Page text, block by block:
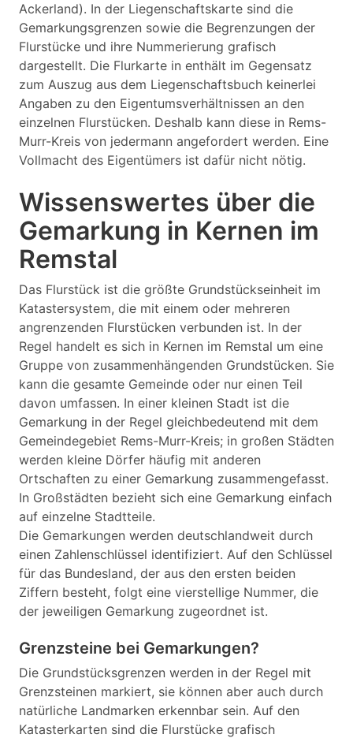
Ackerland). In der Liegenschaftskarte sind die
Gemarkungsgrenzen sowie die Begrenzungen der
Flurstücke und ihre Nummerierung grafisch
dargestellt. Die Flurkarte in enthält im Gegensatz
zum Auszug aus dem Liegenschaftsbuch keinerlei
Angaben zu den Eigentumsverhältnissen an den
einzelnen Flurstücken. Deshalb kann diese in Rems-
Murr-Kreis von jedermann angefordert werden. Eine
Vollmacht des Eigentümers ist dafür nicht nötig.
Wissenswertes über die
Gemarkung in Kernen im
Remstal
Das Flurstück ist die größte Grundstückseinheit im
Katastersystem, die mit einem oder mehreren
angrenzenden Flurstücken verbunden ist. In der
Regel handelt es sich in Kernen im Remstal um eine
Gruppe von zusammenhängenden Grundstücken. Sie
kann die gesamte Gemeinde oder nur einen Teil
davon umfassen. In einer kleinen Stadt ist die
Gemarkung in der Regel gleichbedeutend mit dem
Gemeindegebiet Rems-Murr-Kreis; in großen Städten
werden kleine Dörfer häufig mit anderen
Ortschaften zu einer Gemarkung zusammengefasst.
In Großstädten bezieht sich eine Gemarkung einfach
auf einzelne Stadtteile.
Die Gemarkungen werden deutschlandweit durch
einen Zahlenschlüssel identifiziert. Auf den Schlüssel
für das Bundesland, der aus den ersten beiden
Ziffern besteht, folgt eine vierstellige Nummer, die
der jeweiligen Gemarkung zugeordnet ist.
Grenzsteine bei Gemarkungen?
Die Grundstücksgrenzen werden in der Regel mit
Grenzsteinen markiert, sie können aber auch durch
natürliche Landmarken erkennbar sein. Auf den
Katasterkarten sind die Flurstücke grafisch